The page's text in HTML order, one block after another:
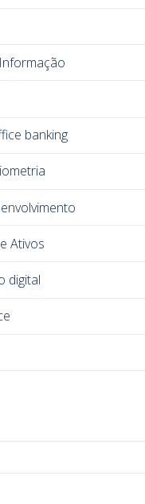
banking
Ativos
digital